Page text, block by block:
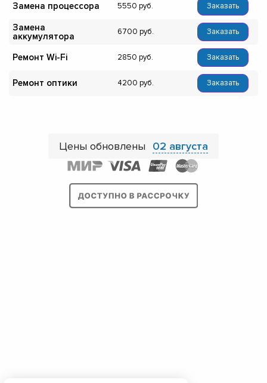
Замена процессора 5550 Заказать
Замена
аккумулятора
6700 Заказать
Ремонт Wi-Fi 2850 Заказать
Ремонт оптики 4200 Заказать
Цены обновлены 02 августа